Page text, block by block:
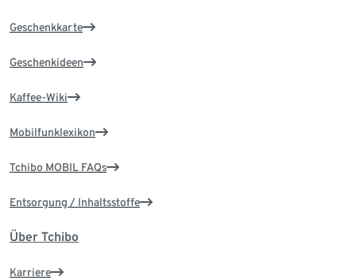
Geschenkkarte
Geschenkideen
Kaffee-Wiki
Mobilfunklexikon
Tchibo MOBIL FAQs
Entsorgung / Inhaltsstoffe
Über Tchibo
Karriere